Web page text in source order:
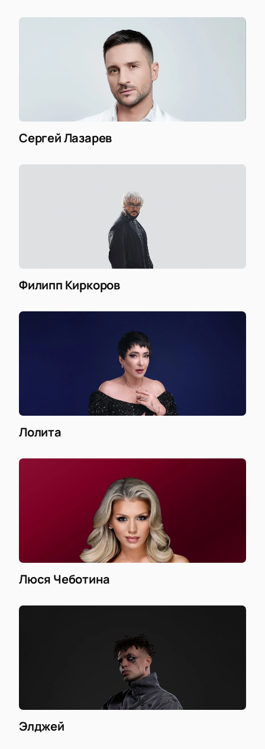
Сергей Лазарев
Филипп Киркоров
Лолита
Люся Чеботина
Элджей